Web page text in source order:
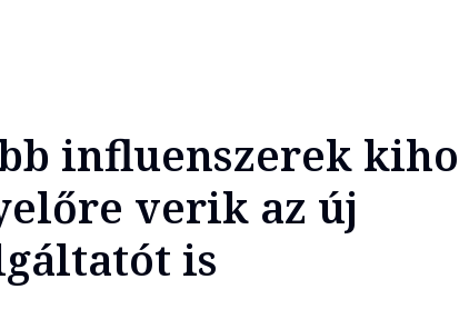
influenszerek
verik az új
is